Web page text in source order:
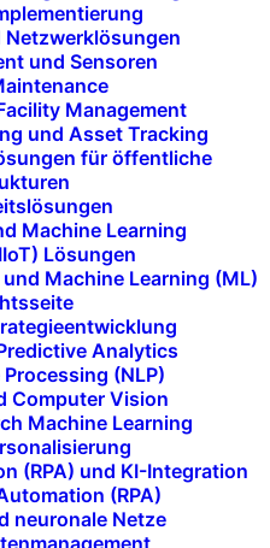
und Sensoren
Management
und Asset Tracking
für öffentliche
Machine Learning
Lösungen
Machine Learning (ML)
Analytics
(NLP)
Computer Vision
Machine Learning
(RPA) und KI-Integration
(RPA)
neuronale Netze
Ihr Produkt
und schrittweise
hinzuzufügen,
der ersten
erfolgt nach